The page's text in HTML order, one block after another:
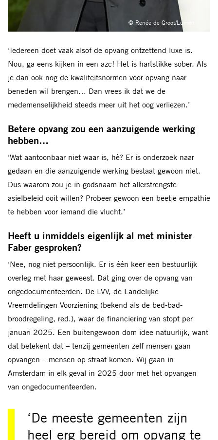
© Renée de Groot/Lumen
‘Iedereen doet vaak alsof de opvang ontzettend luxe is.
Nou, ga eens kijken in een azc! Het is hartstikke sober. Als
je dan ook nog de kwaliteitsnormen voor opvang naar
beneden wil brengen… Dan vrees ik dat we de
medemenselijkheid steeds meer uit het oog verliezen.’
Betere opvang zou een aanzuigende werking
hebben…
‘Wat aantoonbaar niet waar is, hè? Er is onderzoek naar
gedaan en die aanzuigende werking bestaat gewoon niet.
Dus waarom zou je in godsnaam het allerstrengste
asielbeleid ooit willen? Probeer gewoon een beetje empathie
te hebben voor iemand die vlucht.’
Heeft u inmiddels eigenlijk al met minister
Faber gesproken?
‘Nee, nog niet persoonlijk. Er is één keer een bestuurlijk
overleg met haar geweest. Dat ging over de opvang van
ongedocumenteerden. De LVV, de Landelijke
Vreemdelingen Voorziening (bekend als de bed-bad-
broodregeling, red.), waar de financiering van stopt per
januari 2025. Een buitengewoon dom idee natuurlijk, want
dat betekent dat – tenzij gemeenten zelf mensen gaan
opvangen – mensen op straat komen. Wij gaan in
Amsterdam in elk geval in 2025 door met het opvangen
van ongedocumenteerden.
‘De meeste gemeenten zijn
heel erg bereid om opvang te